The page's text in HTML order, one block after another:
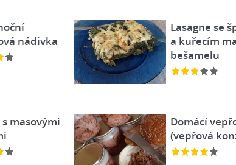
nádivka
Lasagne se
a kuřecím
bešamelu
masovými
Domácí
(vepřová